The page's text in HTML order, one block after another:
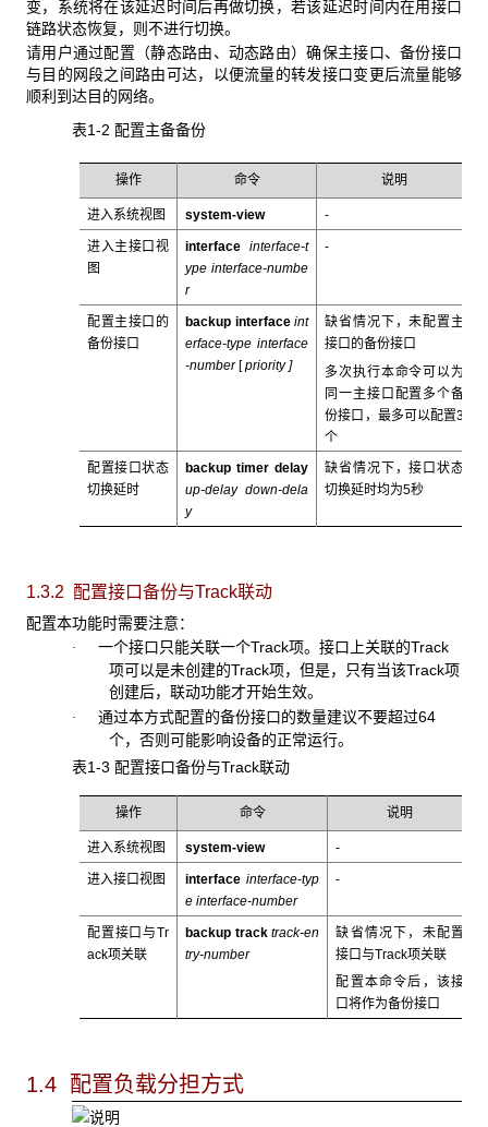
变，系统将在该延迟时间后再做切换，若该延迟时间内在用接口
链路状态恢复，则不进行切换。
请用户通过配置（静态路由、动态路由）确保主接口、备份接口
与目的网段之间路由可达，以便流量的转发接口变更后流量能够
顺利到达目的网络。
表1-2 配置主备备份
操作 命令 说明
进入系统视图 system-view -
进入主接口视
图
interface interface-t
ype interface-numbe
r
-
配置主接口的
备份接口
backup interfaceint
erface-type interface
-number[priority ]
缺省情况下，未配置主
接口的备份接口
多次执行本命令可以为
同一主接口配置多个备
份接口，最多可以配置3
个
配置接口状态
切换延时
backup timer delay
up-delay down-dela
y
缺省情况下，接口状态
切换延时均为5秒
1.3.2 配置接口备份与Track联动
配置本功能时需要注意：
· 一个接口只能关联一个Track项。接口上关联的Track
项可以是未创建的Track项，但是，只有当该Track项
创建后，联动功能才开始生效。
· 通过本方式配置的备份接口的数量建议不要超过64
个，否则可能影响设备的正常运行。
表1-3 配置接口备份与Track联动
操作 命令 说明
进入系统视图 system-view -
进入接口视图 interface interface-typ
e interface-number
-
配置接口与Tr
ack项关联
backup track track-en
try-number
缺省情况下，未配置
接口与Track项关联
配置本命令后，该接
口将作为备份接口
1.4 配置负载分担方式